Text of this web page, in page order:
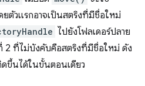
ดยตัวแรกอาจเป็นสตริงที่มีชื่อใหม่
ไปยังโฟลเดอร์ปลาย
2 ที่ไม่บังคับคือสตริงที่มีชื่อใหม่ ดัง
ขึ้นได้ในขั้นตอนเดียว